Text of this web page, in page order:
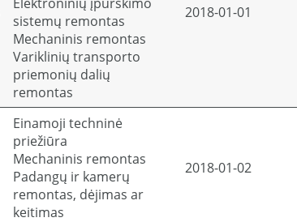
sistemų remontas
Mechaninis remontas
Variklinių transporto
priemonių dalių
remontas
2018-01-01
Einamoji techninė
priežiūra
Mechaninis remontas
Padangų ir kamerų
remontas, dėjimas ar
keitimas
2018-01-02